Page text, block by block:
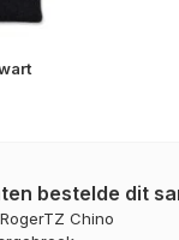
bestelde dit
Chino